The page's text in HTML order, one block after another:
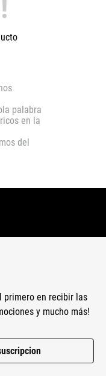
palabra
en la
del
primero en recibir las
y mucho más!